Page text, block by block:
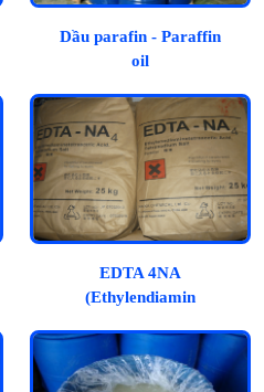
Dầu parafin - Paraffin
oil
EDTA 4NA
(Ethylendiamin